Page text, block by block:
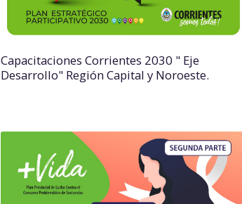
Capacitaciones Corrientes 2030 " Eje
Desarrollo" Región Capital y Noroeste.